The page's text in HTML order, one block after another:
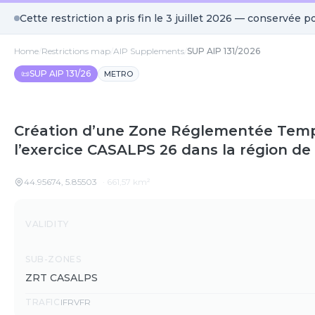
Cette restriction a pris fin le 3 juillet 2026 — conservée
Home Restrictions map AIP Supplements SUP AIP 131/2026
📜SUP AIP 131/26 METRO
Création d’une Zone Réglementée
l’exercice CASALPS 26 dans la région
44.95674, 5.85503 661,57 km²
Details
VALIDITY
SUB-ZONES
ZRT CASALPS
TRAFIC IFRVFR